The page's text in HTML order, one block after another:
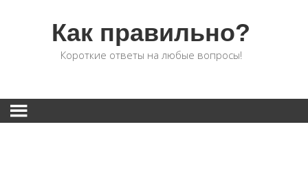
Как правильно?
Короткие ответы на любые вопросы!